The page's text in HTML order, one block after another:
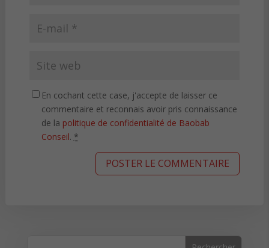
En cochant cette case, j'accepte de laisser ce
commentaire et reconnais avoir pris connaissance
de la politique de confidentialité de Baobab
Conseil. *